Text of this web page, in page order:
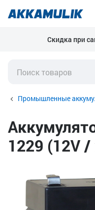
Скидка при
Промышленные
1229 (12V /